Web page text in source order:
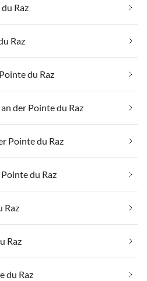
Raz
Raz
du Raz
der Pointe du Raz
Pointe du Raz
du Raz
Raz
Raz
du Raz